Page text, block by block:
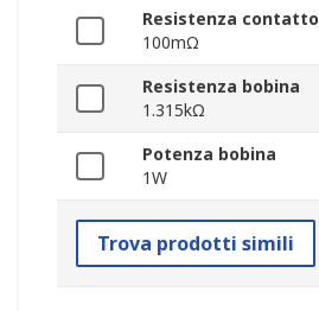
Resistenza contatto
100mΩ
Resistenza bobina
1.315kΩ
Potenza bobina
1W
Trova prodotti simili